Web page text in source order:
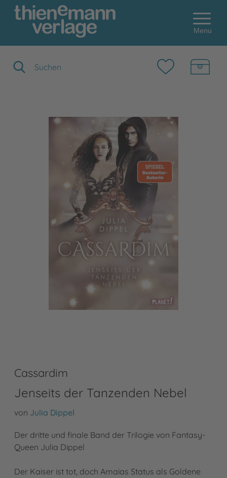
Menu
Cassardim
Jenseits der Tanzenden Nebel
von Julia Dippel
Der dritte und finale Band der Trilogie von Fantasy-
Queen Julia Dippel
Der Kaiser ist tot, doch Amaias Status als Goldene